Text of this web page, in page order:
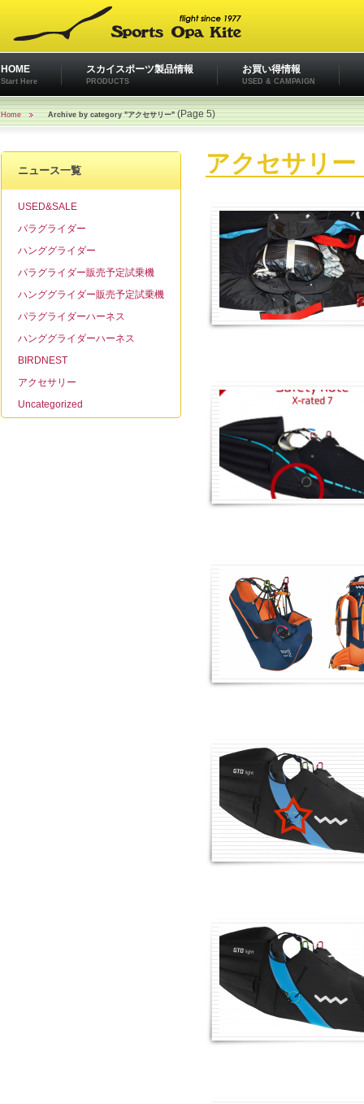
HOME
Start Here
スカイスポーツ製品情報
PRODUCTS
お買い得情報
USED & CAMPAIGN
Home Archive by category "アクセサリー" (Page 5)
ニュース一覧
USED&SALE
パラグライダー
ハンググライダー
パラグライダー販売予定試乗機
ハンググライダー販売予定試乗機
パラグライダーハーネス
ハンググライダーハーネス
BIRDNEST
アクセサリー
Uncategorized
アクセサリー